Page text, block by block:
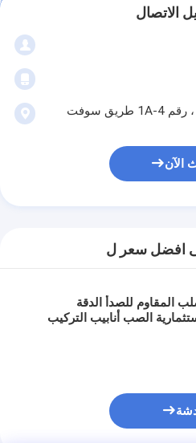
الاتصال
غرفة سوفت فيو سنتر A-705 ، رقم 1A-4 طريق سوفت
الآن
افضل سعر ل
المقاوم للصدأ الدقة
الصب أنابيب التركيب